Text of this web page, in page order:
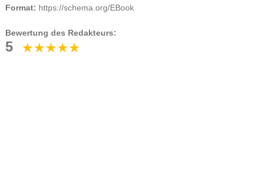
Format: https://schema.org/EBook
Bewertung des Redakteurs:
5